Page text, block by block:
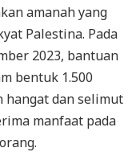
amanah yang
Palestina. Pada
2023, bantuan
bentuk 1.500
hangat dan selimut
manfaat pada